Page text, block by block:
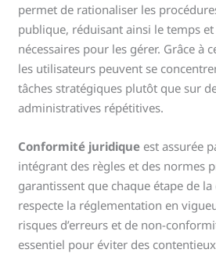
permet de rationaliser les
publique, réduisant ainsi le temps
nécessaires pour les gérer. Grâce à
les utilisateurs peuvent se
tâches stratégiques plutôt que sur
administratives répétitives.
Conformité juridique est assurée
intégrant des règles et des normes
garantissent que chaque étape de
respecte la réglementation en
risques d’erreurs et de non-
essentiel pour éviter des